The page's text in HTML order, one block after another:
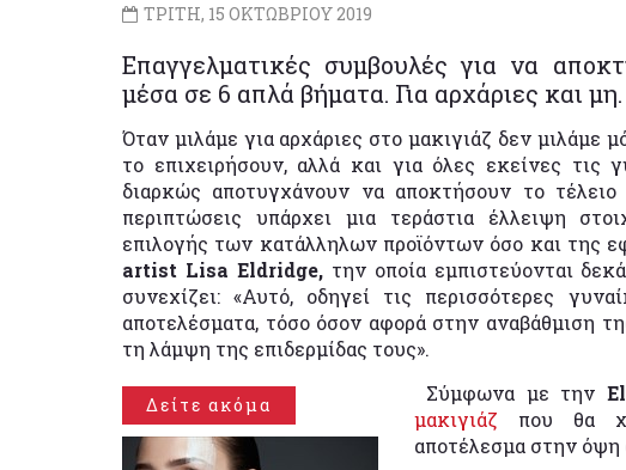
ΤΡΙΤΗ, 15 ΟΚΤΩΒΡΙΟΥ 2019
Επαγγελματικές συμβουλές για να
μέσα σε 6 απλά βήματα. Για αρχάριες και μη.
Όταν μιλάμε για αρχάριες στο μακιγιάζ δεν μιλάμε
το επιχειρήσουν, αλλά και για όλες εκείνες τις
διαρκώς αποτυγχάνουν να αποκτήσουν το
περιπτώσεις υπάρχει μια τεράστια έλλειψη
επιλογής των κατάλληλων προϊόντων όσο και της
artist Lisa Eldridge, την οποία εμπιστεύονται
συνεχίζει: «Αυτό, οδηγεί τις περισσότερες
αποτελέσματα, τόσο όσον αφορά στην αναβάθμιση
τη λάμψη της επιδερμίδας τους».
Δείτε ακόμα Σύμφωνα με την
μακιγιάζ που θα
αποτέλεσμα στην όψη